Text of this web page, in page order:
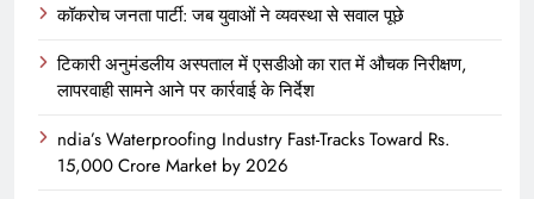
कॉकरोच जनता पार्टी: जब युवाओं ने व्यवस्था से सवाल पूछे
टिकारी अनुमंडलीय अस्पताल में एसडीओ का रात में औचक निरीक्षण,
लापरवाही सामने आने पर कार्रवाई के निर्देश
ndia’s Waterproofing Industry Fast-Tracks Toward Rs.
15,000 Crore Market by 2026